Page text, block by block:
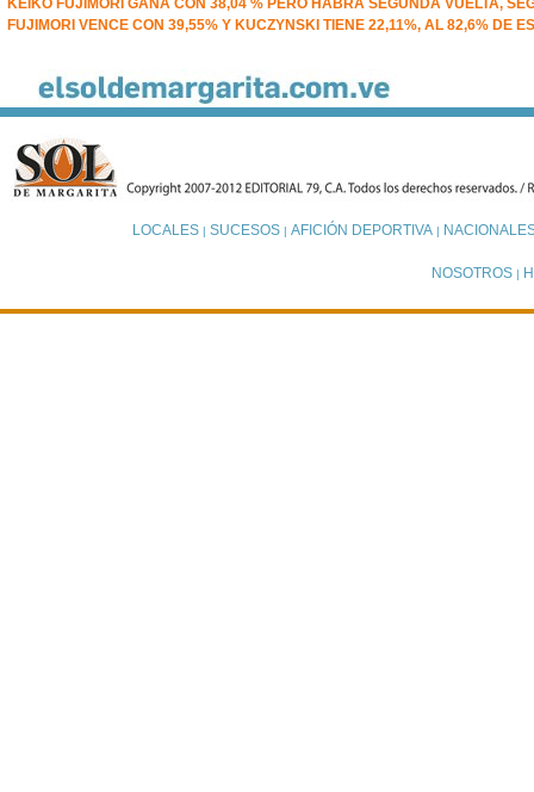
FUJIMORI VENCE CON 39,55% Y KUCZYNSKI TIENE 22,11%, AL 82,6% DE
LOCALES| SUCESOS| AFICIÓN DEPORTIVA|
NOSOTROS |